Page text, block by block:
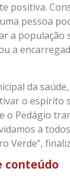
positiva.
pessoa
a
a
da
o espírito
o Pedágio
a
Verde”,
conteúdo